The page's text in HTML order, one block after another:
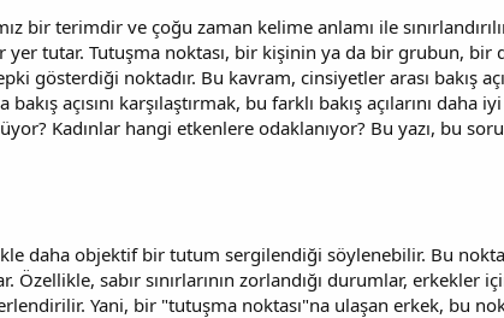
bir terimdir ve çoğu zaman kelime anlamı ile
tutar. Tutuşma noktası, bir kişinin ya da bir grubun, bir
gösterdiği noktadır. Bu kavram, cinsiyetler arası bakış
açısını karşılaştırmak, bu farklı bakış açılarını daha
Kadınlar hangi etkenlere odaklanıyor? Bu yazı, bu
daha objektif bir tutum sergilendiği söylenebilir. Bu
sabır sınırlarının zorlandığı durumlar, erkekler
Yani, bir "tutuşma noktası"na ulaşan erkek, bu